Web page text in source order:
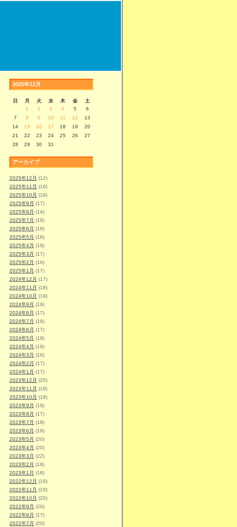
2025年12月
日 月 火 水 木 金
土
1
2 3 4 5
6
7
8 9 10 11 12
13
14
15 16 17 18 19
20
21
22 23 24 25 26
27
28
29 30 31
アーカイブ
2025年12月 (12)
2025年11月 (16)
2025年10月 (19)
2025年9月 (17)
2025年8月 (14)
2025年7月 (19)
2025年6月 (18)
2025年5月 (18)
2025年4月 (19)
2025年3月 (17)
2025年2月 (16)
2025年1月 (17)
2024年12月 (17)
2024年11月 (18)
2024年10月 (19)
2024年9月 (19)
2024年8月 (17)
2024年7月 (19)
2024年6月 (17)
2024年5月 (19)
2024年4月 (19)
2024年3月 (16)
2024年2月 (17)
2024年1月 (17)
2023年12月 (20)
2023年11月 (19)
2023年10月 (19)
2023年9月 (19)
2023年8月 (17)
2023年7月 (18)
2023年6月 (19)
2023年5月 (20)
2023年4月 (20)
2023年3月 (22)
2023年2月 (18)
2023年1月 (18)
2022年12月 (19)
2022年11月 (19)
2022年10月 (20)
2022年9月 (20)
2022年8月 (17)
2022年7月 (20)